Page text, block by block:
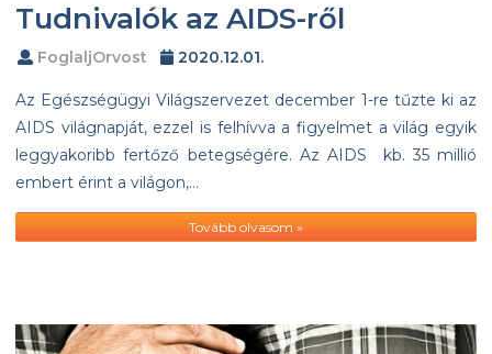
Tudnivalók az AIDS-ről
FoglaljOrvost 2020.12.01.
Az Egészségügyi Világszervezet december 1-re tűzte ki az
AIDS világnapját, ezzel is felhívva a figyelmet a világ egyik
leggyakoribb fertőző betegségére. Az AIDS kb. 35 millió
embert érint a világon,…
Tovább olvasom »